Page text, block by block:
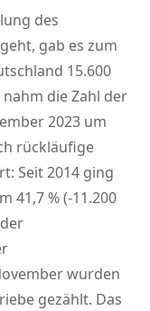
des
gab es zum
15.600
die Zahl der
2023 um
rückläufige
Seit 2014 ging
41,7 % (-11.200
wurden
gezählt. Das